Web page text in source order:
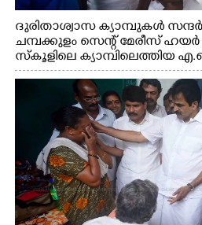
ദുരിതാശ്വാസ ക്യാമ്പുകൾ
ചമ്പക്കുളം സെന്റ് മേരീസ്
സ്കൂളിലെ ക്യാമ്പിലെത്തിയ
സെക്രട്ടറി കെ.സി
എടുത്ത് ലാളിച്ചപ്പോൾ.
വകുപ്പ് മന്ത്രി എം. ലിജു,
റെജി ചെറിയാൻ എം. എൽ. എ